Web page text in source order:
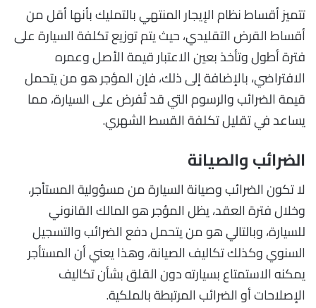
تتميز أقساط نظام الإيجار المنتهي بالتمليك بأنها أقل من
أقساط القرض التقليدي، حيث يتم توزيع تكلفة السيارة على
فترة أطول وتأخذ بعين الاعتبار قيمة الأصل وعمره
الافتراضي، بالإضافة إلى ذلك، فإن المؤجر هو من يتحمل
قيمة الضرائب والرسوم التي قد تُفرض على السيارة، مما
يساعد في تقليل تكلفة القسط الشهري.
الضرائب والصيانة
لا تكون الضرائب وصيانة السيارة من مسؤولية المستأجر،
وخلال فترة العقد، يظل المؤجر هو المالك القانوني
للسيارة، وبالتالي هو من يتحمل دفع الضرائب والتسجيل
السنوي وكذلك تكاليف الصيانة، وهذا يعني أن المستأجر
يمكنه الاستمتاع بسيارته دون القلق بشأن تكاليف
الإصلاحات أو الضرائب المرتبطة بالملكية.